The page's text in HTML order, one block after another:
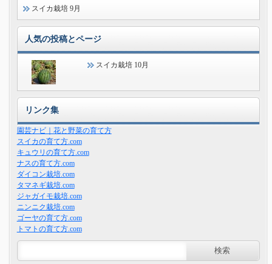
スイカ栽培 9月
人気の投稿とページ
スイカ栽培 10月
リンク集
園芸ナビ｜花と野菜の育て方
スイカの育て方.com
キュウリの育て方.com
ナスの育て方.com
ダイコン栽培.com
タマネギ栽培.com
ジャガイモ栽培.com
ニンニク栽培.com
ゴーヤの育て方.com
トマトの育て方.com